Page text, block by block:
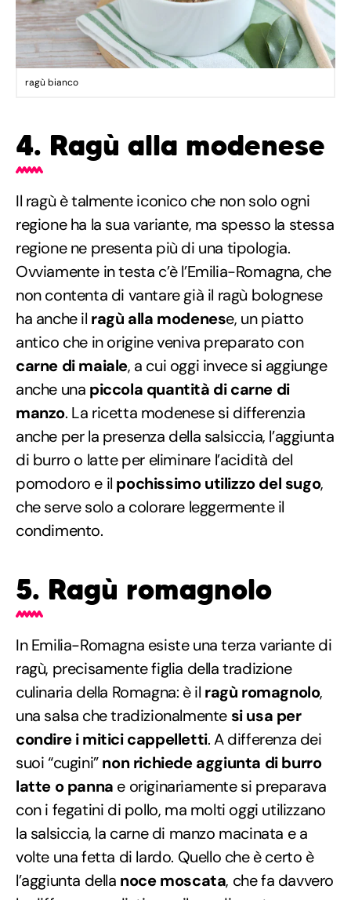
ragù bianco
4. Ragù alla modenese
Il ragù è talmente iconico che non solo ogni
regione ha la sua variante, ma spesso la stessa
regione ne presenta più di una tipologia.
Ovviamente in testa c’è l’Emilia-Romagna, che
non contenta di vantare già il ragù bolognese
ha anche il ragù alla modenese, un piatto
antico che in origine veniva preparato con
carne di maiale, a cui oggi invece si aggiunge
anche una piccola quantità di carne di
manzo. La ricetta modenese si differenzia
anche per la presenza della salsiccia, l’aggiunta
di burro o latte per eliminare l’acidità del
pomodoro e il pochissimo utilizzo del sugo,
che serve solo a colorare leggermente il
condimento.
5. Ragù romagnolo
In Emilia-Romagna esiste una terza variante di
ragù, precisamente figlia della tradizione
culinaria della Romagna: è il ragù romagnolo,
una salsa che tradizionalmente si usa per
condire i mitici cappelletti. A differenza dei
suoi “cugini”non richiede aggiunta di burro
latte o panna e originariamente si preparava
con i fegatini di pollo, ma molti oggi utilizzano
la salsiccia, la carne di manzo macinata e a
volte una fetta di lardo. Quello che è certo è
l’aggiunta della noce moscata, che fa davvero